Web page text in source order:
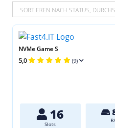
SORTIEREN NACH STATUS,
NVMe Game S
5,0 (9)
16
Slots